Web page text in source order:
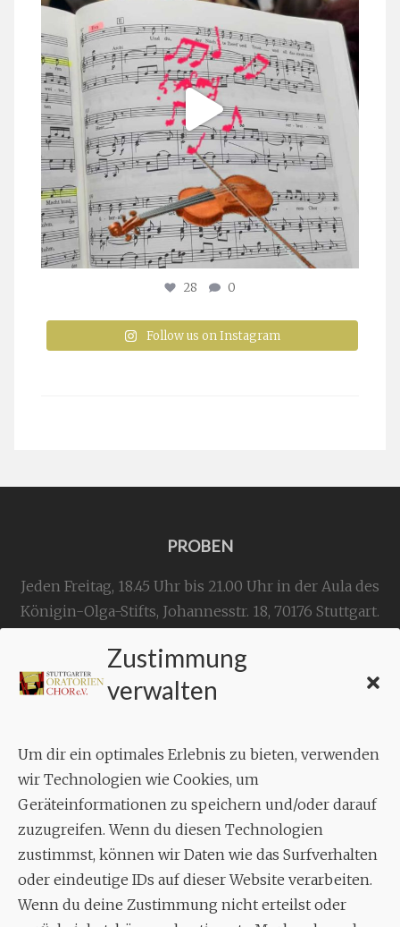
Zustimmung
verwalten
Um dir ein optimales Erlebnis zu bieten, verwenden
wir Technologien wie Cookies, um
Geräteinformationen zu speichern und/oder darauf
zuzugreifen. Wenn du diesen Technologien
zustimmst, können wir Daten wie das Surfverhalten
oder eindeutige IDs auf dieser Website verarbeiten.
Wenn du deine Zustimmung nicht erteilst oder
28 0
Follow us on Instagram
PROBEN
Jeden Freitag, 18.45 Uhr bis 21.00 Uhr in der Aula des
Königin-Olga-Stifts, Johannesstr. 18, 70176 Stuttgart.
KONTAKT
Geschäftsstelle:
Aixheimer Str. 18
70619 Stuttgart
MUSIK
Musikalischer Leiter:
Enrico Trummer